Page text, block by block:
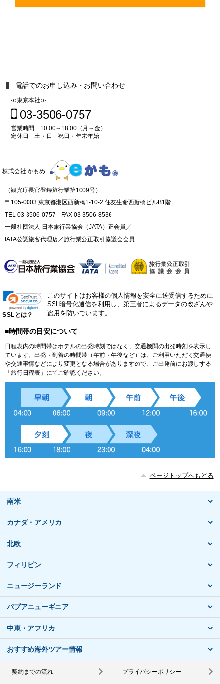
電話でのお申し込み・お問い合わせ
≪東京本社≫
03-3506-0757
営業時間 10:00～18:00（月～金）
定休日 土・日・祝日・年末年始
株式会社 かもめ
（観光庁長官登録旅行業第1009号）
〒105-0003 東京都港区西新橋1-10-2 住友生命西新橋ビルB1階
TEL 03-3506-0757 FAX 03-3506-8536
一般社団法人 日本旅行業協会（JATA）正会員／
IATA公認旅客代理店／旅行業公正取引協議会会員
SSLとは？
このサイトはお客様の個人情報を安全に送受信するために
SSL暗号化通信を利用し、第三者によるデータの改ざんや
盗用を防いでいます。
■時間帯の目安について
日程表内の時間帯はホテルの出発時刻ではなく、交通機関の出発時刻を表示し
ています。出発・到着の時間帯（午前・午後など）は、ご利用いただく交通便
や交通事情などにより変更となる場合がありますので、ご出発前にお渡しする
「旅行日程表」にてご確認ください。
ページトップへもどる
南米
カナダ・アメリカ
北欧
フィリピン
ニュージーランド
パプアニューギニア
中東・アフリカ
おすすめ海外ツアー情報
契約までの流れ プライバシーポリシー